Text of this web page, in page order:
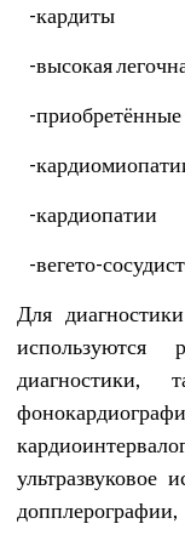
-кардиты
-высокая
-приобретённые
-
-кардиопатии
-вегето-
Для
используются
диагностики,
ультразвуковое